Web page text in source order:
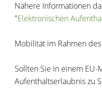
Nähere Informationen
"Elektronischen
Mobilität im Rahmen
Sollten Sie in einem EU-
Aufenthaltserlaubnis zu